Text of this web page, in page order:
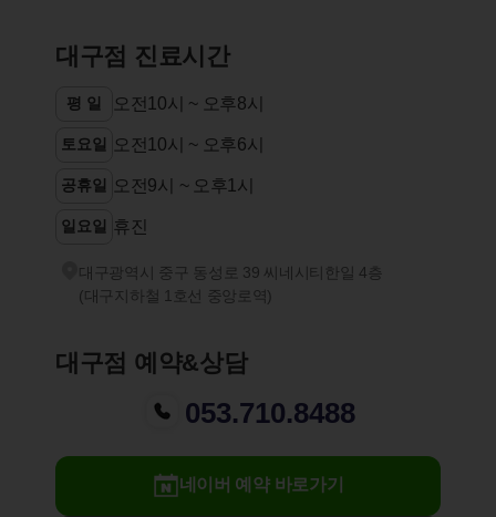
대구점 진료시간
평 일 오전10시 ~ 오후8시
토요일 오전10시 ~ 오후6시
공휴일 오전9시 ~ 오후1시
일요일 휴진
대구광역시 중구 동성로 39 씨네시티한일 4층
(대구지하철 1호선 중앙로역)
대구점 예약&상담
053.710.8488
네이버 예약 바로가기